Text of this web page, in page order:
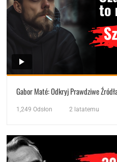
Gabor Maté: Odkryj Prawdziwe
1,249 Odsłon 2 latatemu